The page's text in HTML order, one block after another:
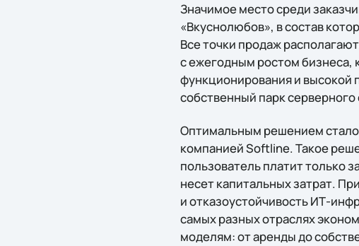
Значимое место среди
«Вкуснолюбов», в состав
Все точки продаж
с ежегодным ростом бизнеса,
функционирования и высокой
собственный парк
Оптимальным решением стало
компанией Softline. Такое
пользователь платит только
несет капитальных затрат.
и отказоустойчивость ИТ-
самых разных отраслях
моделям: от аренды до